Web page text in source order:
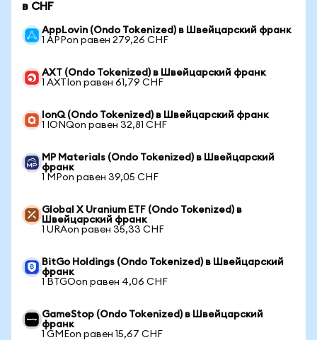
в CHF
AppLovin (Ondo Tokenized) в Швейцарский франк
1 APPon равен 279,26 CHF
AXT (Ondo Tokenized) в Швейцарский франк
1 AXTIon равен 61,79 CHF
IonQ (Ondo Tokenized) в Швейцарский франк
1 IONQon равен 32,81 CHF
MP Materials (Ondo Tokenized) в Швейцарский
франк
1 MPon равен 39,05 CHF
Global X Uranium ETF (Ondo Tokenized) в
Швейцарский франк
1 URAon равен 35,33 CHF
BitGo Holdings (Ondo Tokenized) в Швейцарский
франк
1 BTGOon равен 4,06 CHF
GameStop (Ondo Tokenized) в Швейцарский
франк
1 GMEon равен 15,67 CHF